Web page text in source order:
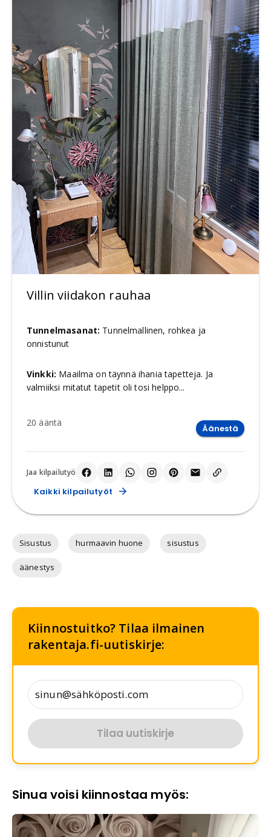
Villin viidakon rauhaa
Tunnelmasanat: Tunnelmallinen, rohkea ja
onnistunut
Vinkki: Maailma on täynnä ihania tapetteja. Ja
valmiiksi mitatut tapetit oli tosi helppo...
20 ääntä
Äänestä
Jaa kilpailutyö
Kaikki kilpailutyöt
Sisustus hurmaavin huone sisustus
äänestys
Kiinnostuitko? Tilaa ilmainen
rakentaja.fi-uutiskirje:
Tilaa uutiskirje
Sinua voisi kiinnostaa myös: